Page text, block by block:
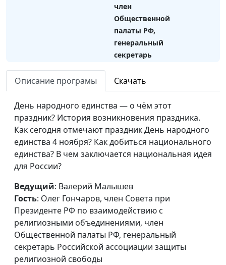
член
Общественной
палаты РФ,
генеральный
секретарь
ассоциации
защиты
религиозной
свободы
31 октября — День
Реформации
Валерий Малышев,
Олег Гончаров, член
Совета при
взаимодействию с
религиозными
объединениями,
член Общественной
палаты РФ,
генеральный
#201030
Описание програмы Скачать
День народного единства — о чём этот
праздник? История возникновения праздника.
Как сегодня отмечают праздник День народного
единства 4 ноября? Как добиться национального
единства? В чем заключается национальная идея
для России?
Ведущий: Валерий Малышев
Гость: Олег Гончаров, член Совета при
Президенте РФ по взаимодействию с
религиозными объединениями, член
Общественной палаты РФ, генеральный
секретарь Российской ассоциации защиты
религиозной свободы